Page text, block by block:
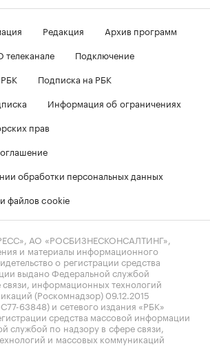
Редакция
Архив программ
телеканале
Подключение
Подписка на РБК
Информация об ограничениях
прав
обработки персональных данных
файлов cookie
АО «РОСБИЗНЕСКОНСАЛТИНГ»,
и материалы информационного
о регистрации средства
выдано Федеральной службой
информационных технологий
(Роскомнадзор) 09.12.2015
63848) и сетевого издания «РБК»
средства массовой информации
службой по надзору в сфере связи,
и массовых коммуникаций